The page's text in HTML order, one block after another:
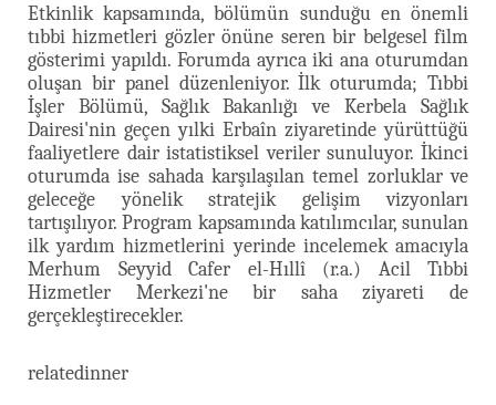
Etkinlik kapsamında, bölümün sunduğu en önemli
tıbbi hizmetleri gözler önüne seren bir belgesel film
gösterimi yapıldı. Forumda ayrıca iki ana oturumdan
oluşan bir panel düzenleniyor. İlk oturumda; Tıbbi
İşler Bölümü, Sağlık Bakanlığı ve Kerbela Sağlık
Dairesi'nin geçen yılki Erbaîn ziyaretinde yürüttüğü
faaliyetlere dair istatistiksel veriler sunuluyor. İkinci
oturumda ise sahada karşılaşılan temel zorluklar ve
geleceğe yönelik stratejik gelişim vizyonları
tartışılıyor. Program kapsamında katılımcılar, sunulan
ilk yardım hizmetlerini yerinde incelemek amacıyla
Merhum Seyyid Cafer el-Hıllî (r.a.) Acil Tıbbi
Hizmetler Merkezi'ne bir saha ziyareti de
gerçekleştirecekler.
relatedinner